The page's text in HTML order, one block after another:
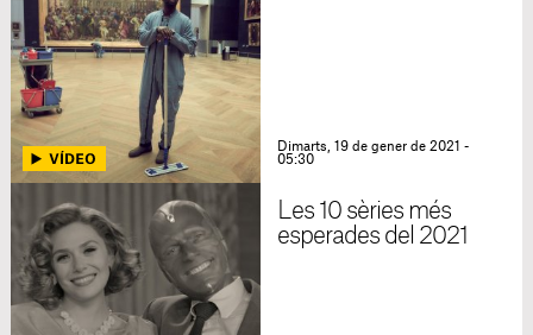
Dimarts, 19 de gener de 2021 -
05:30
Les 10 sèries més
esperades del 2021